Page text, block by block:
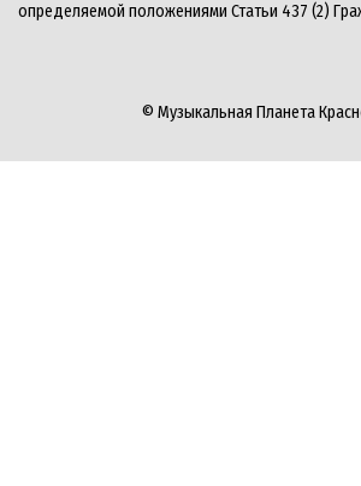
определяемой положениями Статьи 437 (2)
© Музыкальная Планета